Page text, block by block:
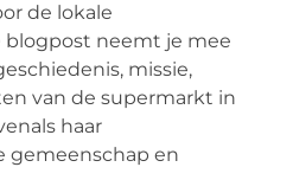
de lokale
blogpost neemt je mee
missie,
van de supermarkt in
haar
gemeenschap en